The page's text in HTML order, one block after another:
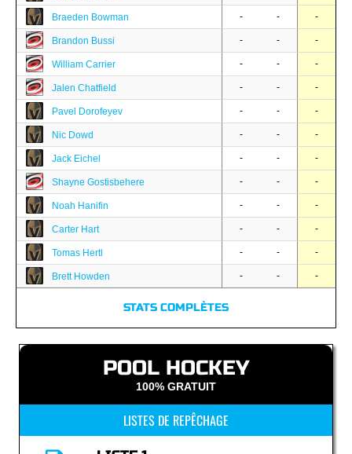
Braeden Bowman - - -
Brandon Bussi - - -
William Carrier - - -
Jalen Chatfield - - -
Pavel Dorofeyev - - -
Nic Dowd - - -
Jack Eichel - - -
Shayne Gostisbehere - - -
Noah Hanifin - - -
Carter Hart - - -
Tomas Hertl - - -
Brett Howden - - -
STATS COMPLÈTES
POOL HOCKEY
100% GRATUIT
LISTES DE REPÊCHAGE